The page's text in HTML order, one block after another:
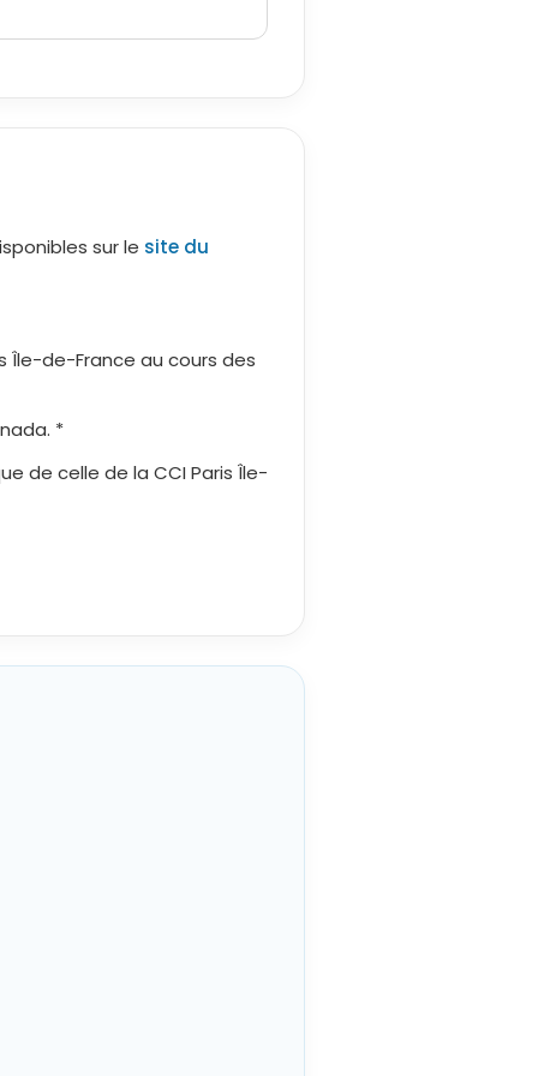
sur le site du
Île-de-France au cours des
*
de celle de la CCI Paris Île-